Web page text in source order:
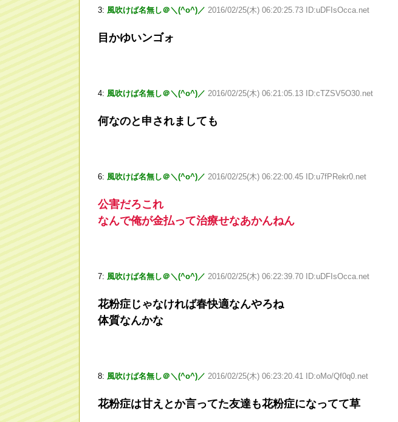
3: 風吹けば名無し＠＼(^o^)／ 2016/02/25(木) 06:20:25.73 ID:uDFIsOcca.net
目かゆいンゴォ
4: 風吹けば名無し＠＼(^o^)／ 2016/02/25(木) 06:21:05.13 ID:cTZSV5O30.net
何なのと申されましても
6: 風吹けば名無し＠＼(^o^)／ 2016/02/25(木) 06:22:00.45 ID:u7fPRekr0.net
公害だろこれ
なんで俺が金払って治療せなあかんねん
7: 風吹けば名無し＠＼(^o^)／ 2016/02/25(木) 06:22:39.70 ID:uDFIsOcca.net
花粉症じゃなければ春快適なんやろね
体質なんかな
8: 風吹けば名無し＠＼(^o^)／ 2016/02/25(木) 06:23:20.41 ID:oMo/Qf0q0.net
花粉症は甘えとか言ってた友達も花粉症になってて草